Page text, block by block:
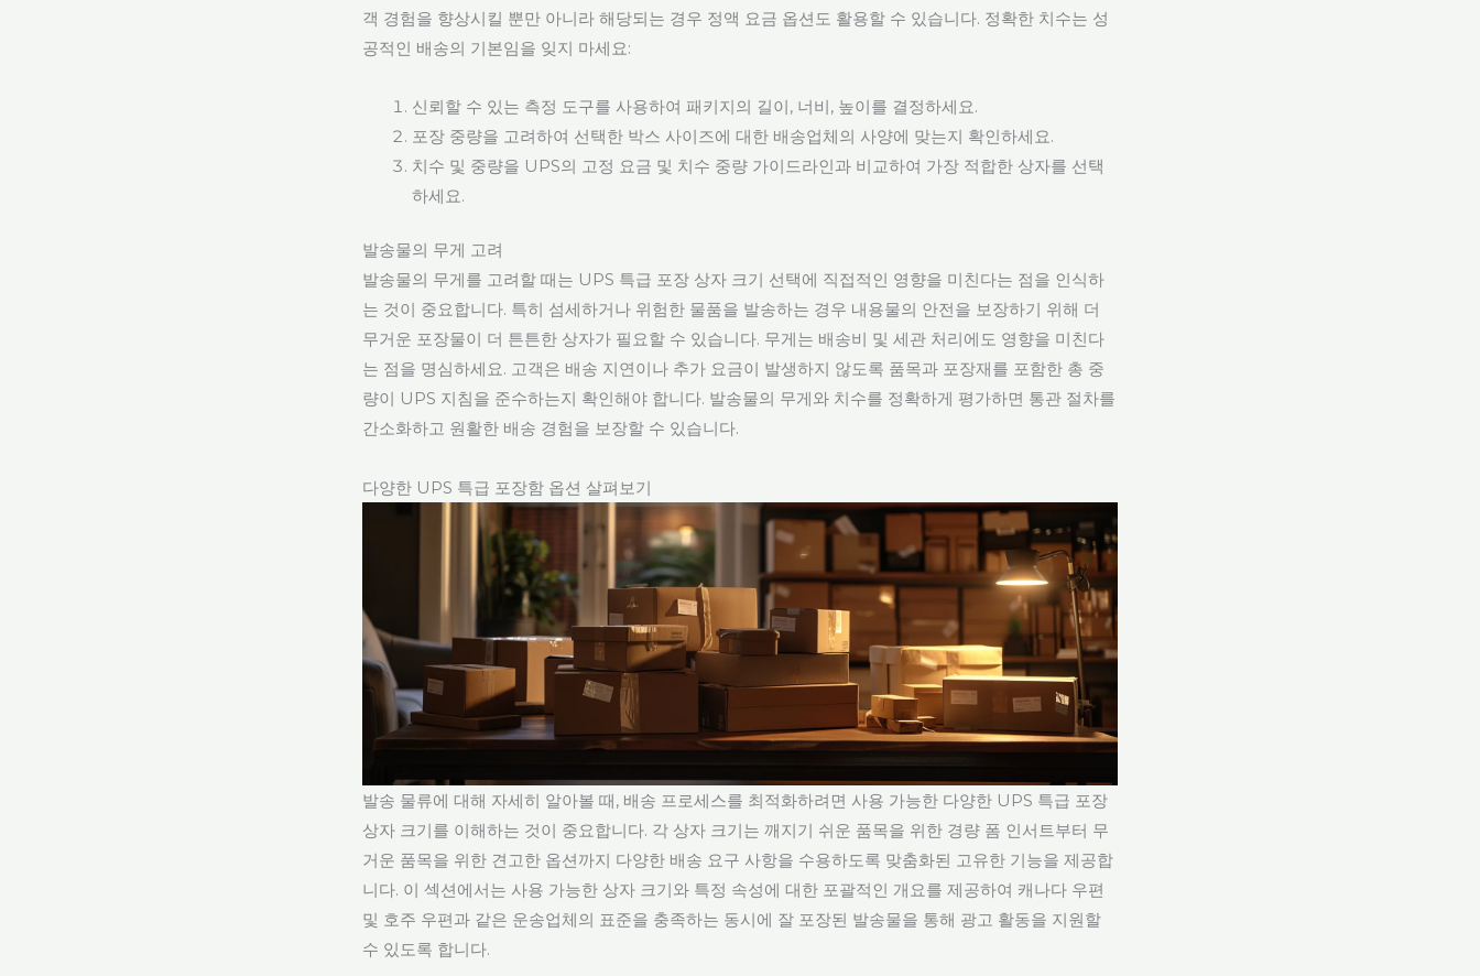
객 경험을 향상시킬 뿐만 아니라 해당되는 경우 정액 요금 옵션도 활용할 수 있습니다. 정확한 치수는 성
공적인 배송의 기본임을 잊지 마세요:
신뢰할 수 있는 측정 도구를 사용하여 패키지의 길이, 너비, 높이를 결정하세요.
포장 중량을 고려하여 선택한 박스 사이즈에 대한 배송업체의 사양에 맞는지 확인하세요.
치수 및 중량을 UPS의 고정 요금 및 치수 중량 가이드라인과 비교하여 가장 적합한 상자를 선택
하세요.
발송물의 무게 고려
발송물의 무게를 고려할 때는 UPS 특급 포장 상자 크기 선택에 직접적인 영향을 미친다는 점을 인식하
는 것이 중요합니다. 특히 섬세하거나 위험한 물품을 발송하는 경우 내용물의 안전을 보장하기 위해 더
무거운 포장물이 더 튼튼한 상자가 필요할 수 있습니다. 무게는 배송비 및 세관 처리에도 영향을 미친다
는 점을 명심하세요. 고객은 배송 지연이나 추가 요금이 발생하지 않도록 품목과 포장재를 포함한 총 중
량이 UPS 지침을 준수하는지 확인해야 합니다. 발송물의 무게와 치수를 정확하게 평가하면 통관 절차를
간소화하고 원활한 배송 경험을 보장할 수 있습니다.
다양한 UPS 특급 포장함 옵션 살펴보기
발송 물류에 대해 자세히 알아볼 때, 배송 프로세스를 최적화하려면 사용 가능한 다양한 UPS 특급 포장
상자 크기를 이해하는 것이 중요합니다. 각 상자 크기는 깨지기 쉬운 품목을 위한 경량 폼 인서트부터 무
거운 품목을 위한 견고한 옵션까지 다양한 배송 요구 사항을 수용하도록 맞춤화된 고유한 기능을 제공합
니다. 이 섹션에서는 사용 가능한 상자 크기와 특정 속성에 대한 포괄적인 개요를 제공하여 캐나다 우편
및 호주 우편과 같은 운송업체의 표준을 충족하는 동시에 잘 포장된 발송물을 통해 광고 활동을 지원할
수 있도록 합니다.